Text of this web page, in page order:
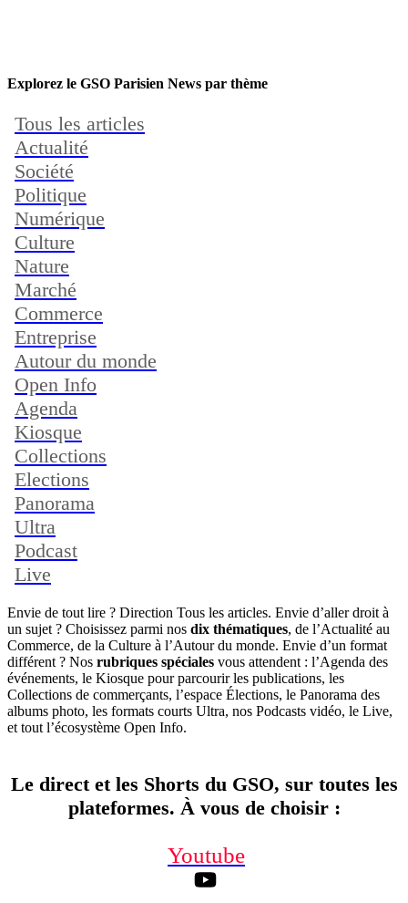
Explorez le GSO Parisien News par thème
Tous les articles
Actualité
Société
Politique
Numérique
Culture
Nature
Marché
Commerce
Entreprise
Autour du monde
Open Info
Agenda
Kiosque
Collections
Elections
Panorama
Ultra
Podcast
Live
Envie de tout lire ? Direction Tous les articles. Envie d’aller droit à
un sujet ? Choisissez parmi nos dix thématiques, de l’Actualité au
Commerce, de la Culture à l’Autour du monde. Envie d’un format
différent ? Nos rubriques spéciales vous attendent : l’Agenda des
événements, le Kiosque pour parcourir les publications, les
Collections de commerçants, l’espace Élections, le Panorama des
albums photo, les formats courts Ultra, nos Podcasts vidéo, le Live,
et tout l’écosystème Open Info.
Le direct et les Shorts du GSO, sur toutes les
plateformes. À vous de choisir:
Youtube